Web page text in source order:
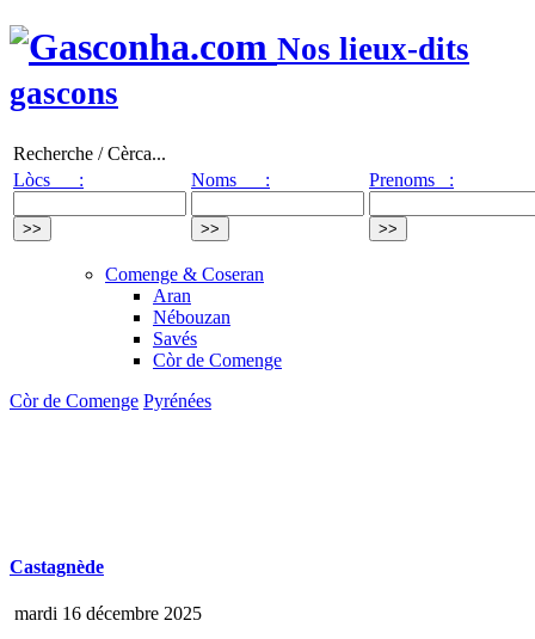
Nos lieux-dits
gascons
Recherche / Cèrca...
Lòcs :
Noms : Prenoms :
Comenge & Coseran
Aran
Nébouzan
Savés
Còr de Comenge
Còr de Comenge Pyrénées
Castagnède
mardi 16 décembre 2025